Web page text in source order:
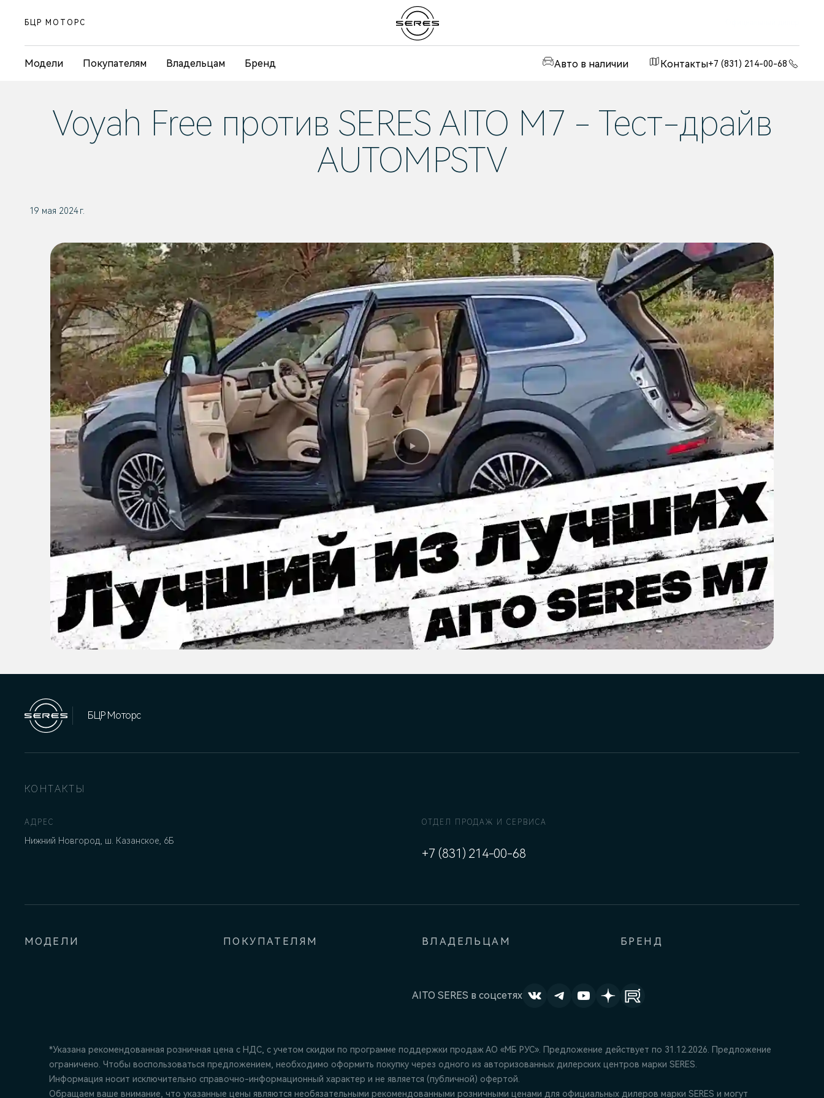
БЦР МОТОРС
Модели Покупателям Владельцам Бренд Авто в наличии Контакты+7 (831) 214-00-68
Voyah Free против SERES AITO М7 - Тест-драйв
AUTOMPSTV
19 мая 2024 г.
AITO SERES в соцсетях
БЦР Моторс
КОНТАКТЫ
АДРЕС
Нижний Новгород, ш. Казанское, 6Б
ОТДЕЛ ПРОДАЖ И СЕРВИСА
+7 (831) 214-00-68
МОДЕЛИ ПОКУПАТЕЛЯМ ВЛАДЕЛЬЦАМ БРЕНД
*Указана рекомендованная розничная цена c НДС, с учетом скидки по программе поддержки продаж АО «МБ РУС». Предложение действует по 31.12.2026. Предложение
ограничено. Чтобы воспользоваться предложением, необходимо оформить покупку через одного из авторизованных дилерских центров марки SERES.
Информация носит исключительно справочно-информационный характер и не является (публичной) офертой.
Обращаем ваше внимание, что указанные цены являются необязательными рекомендованными розничными ценами для официальных дилеров марки SERES и могут